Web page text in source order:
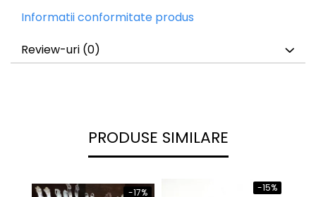
Informatii conformitate produs
Review-uri (0)
PRODUSE SIMILARE
-17%
-15%